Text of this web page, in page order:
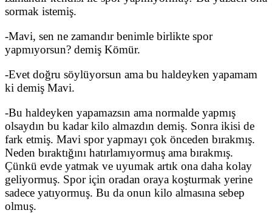
sormak istemiş.
-Mavi, sen ne zamandır benimle birlikte spor
yapmıyorsun? demiş Kömür.
-Evet doğru söylüyorsun ama bu haldeyken yapamam
ki demiş Mavi.
-Bu haldeyken yapamazsın ama normalde yapmış
olsaydın bu kadar kilo almazdın demiş. Sonra ikisi de
fark etmiş. Mavi spor yapmayı çok önceden bırakmış.
Neden bıraktığını hatırlamıyormuş ama bırakmış.
Çünkü evde yatmak ve uyumak artık ona daha kolay
geliyormuş. Spor için oradan oraya koşturmak yerine
sadece yatıyormuş. Bu da onun kilo almasına sebep
olmuş.